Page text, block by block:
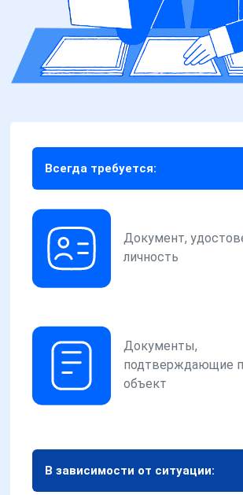
Всегда требуется:
Документ,
личность
Документы,
подтверждающие
объект
В зависимости от ситуации: